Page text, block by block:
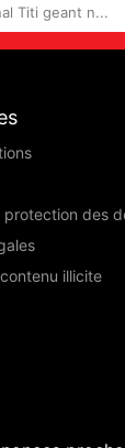
Titi geant n...
protection des
illicite